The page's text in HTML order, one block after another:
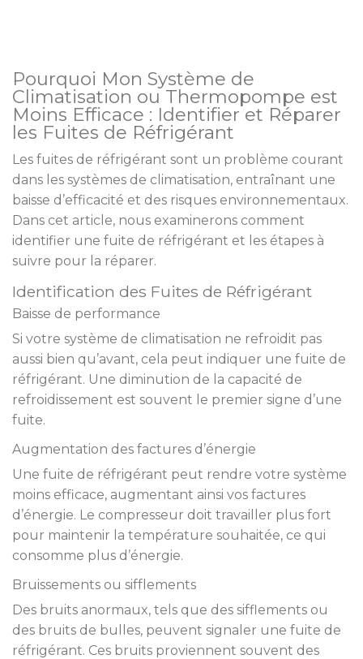
Pourquoi Mon Système de
Climatisation ou Thermopompe est
Moins Efficace : Identifier et Réparer
les Fuites de Réfrigérant
Les fuites de réfrigérant sont un problème courant
dans les systèmes de climatisation, entraînant une
baisse d’efficacité et des risques environnementaux.
Dans cet article, nous examinerons comment
identifier une fuite de réfrigérant et les étapes à
suivre pour la réparer.
Identification des Fuites de Réfrigérant
Baisse de performance
Si votre système de climatisation ne refroidit pas
aussi bien qu’avant, cela peut indiquer une fuite de
réfrigérant. Une diminution de la capacité de
refroidissement est souvent le premier signe d’une
fuite.
Augmentation des factures d’énergie
Une fuite de réfrigérant peut rendre votre système
moins efficace, augmentant ainsi vos factures
d’énergie. Le compresseur doit travailler plus fort
pour maintenir la température souhaitée, ce qui
consomme plus d’énergie.
Bruissements ou sifflements
Des bruits anormaux, tels que des sifflements ou
des bruits de bulles, peuvent signaler une fuite de
réfrigérant. Ces bruits proviennent souvent des